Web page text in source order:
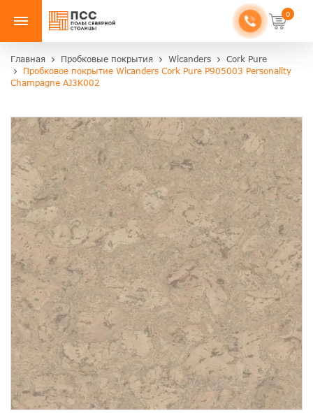
0
Главная Пробковые покрытия Wicanders
Cork Pure
Пробковое покрытие Wicanders Cork Pure P905003 Personality
Champagne AJ3K002